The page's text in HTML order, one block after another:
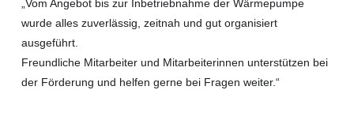
„Vom Angebot bis zur Inbetriebnahme der Wärmepumpe
wurde alles zuverlässig, zeitnah und gut organisiert
ausgeführt.
Freundliche Mitarbeiter und Mitarbeiterinnen unterstützen bei
der Förderung und helfen gerne bei Fragen weiter.“